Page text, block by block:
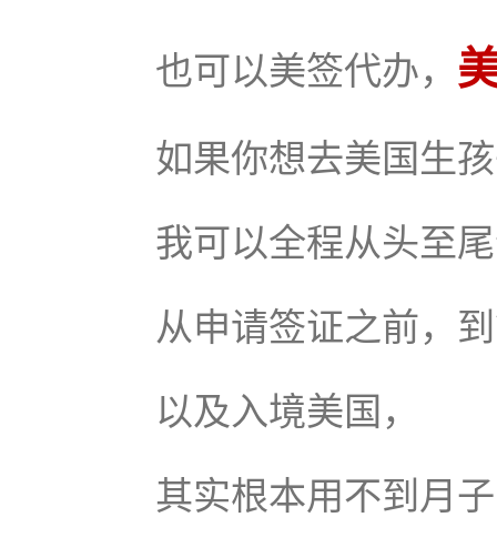
也可以美签代办，
如果你想去美国生
我可以全程从头至
从申请签证之前，
以及入境美国，
其实根本用不到月